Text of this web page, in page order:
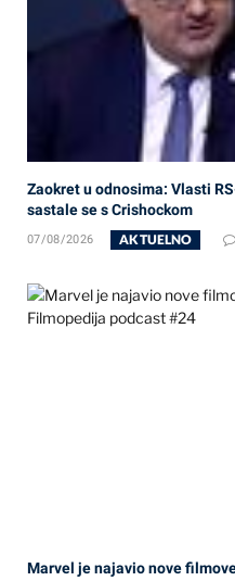
Zaokret u odnosima: Vlasti
sastale se s Crishockom
07/08/2026 AKTUELNO
Marvel je najavio nove